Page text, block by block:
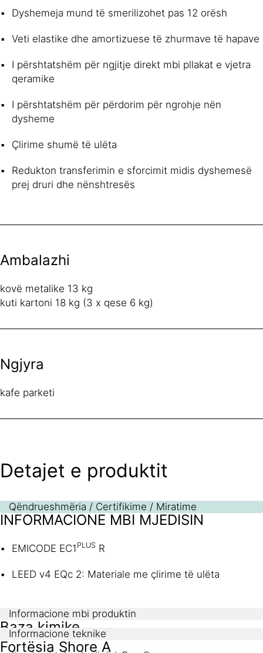
Dyshemeja mund të smerilizohet pas 12 orësh
Veti elastike dhe amortizuese të zhurmave të hapave
I përshtatshëm për ngjitje direkt mbi pllakat e vjetra
qeramike
I përshtatshëm për përdorim për ngrohje nën
dysheme
Çlirime shumë të ulëta
Redukton transferimin e sforcimit midis dyshemesë
prej druri dhe nënshtresës
Ambalazhi
kovë metalike 13 kg
kuti kartoni 18 kg (3 x qese 6 kg)
Ngjyra
kafe parketi
Detajet e produktit
Qëndrueshmëria / Certifikime / Miratime
INFORMACIONE MBI MJEDISIN
EMICODE EC1 PLUS R
LEED v4 EQc 2: Materiale me çlirime të ulëta
Informacione mbi produktin
Baza kimike
Informacione teknike
Fortësia Shore A